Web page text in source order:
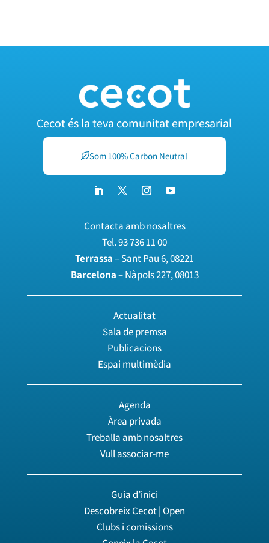
Cecot és la teva comunitat empresarial
Som 100% Carbon Neutral
Contacta amb nosaltres
Tel.93 736 11 00
Terrassa– Sant Pau 6, 08221
Barcelona– Nàpols 227, 08013
Actualitat
Sala de premsa
Publicacions
Espai multimèdia
Agenda
Àrea privada
Treballa amb nosaltres
Vull associar-me
Guia d’inici
Descobreix Cecot | Open
Clubs i comissions